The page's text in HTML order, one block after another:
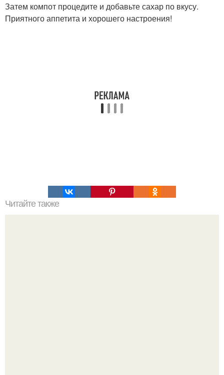
Затем компот процедите и добавьте сахар по вкусу.
Приятного аппетита и хорошего настроения!
Читайте также